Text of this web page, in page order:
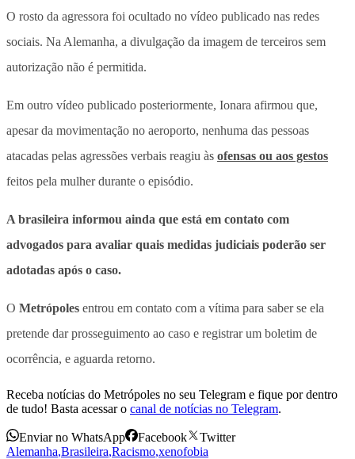
O rosto da agressora foi ocultado no vídeo publicado nas redes
sociais. Na Alemanha, a divulgação da imagem de terceiros sem
autorização não é permitida.
Em outro vídeo publicado posteriormente, Ionara afirmou que,
apesar da movimentação no aeroporto, nenhuma das pessoas
atacadas pelas agressões verbais reagiu às ofensas ou aos gestos
feitos pela mulher durante o episódio.
A brasileira informou ainda que está em contato com
advogados para avaliar quais medidas judiciais poderão ser
adotadas após o caso.
O Metrópoles entrou em contato com a vítima para saber se ela
pretende dar prosseguimento ao caso e registrar um boletim de
ocorrência, e aguarda retorno.
Receba notícias do Metrópoles no seu Telegram e fique por dentro
de tudo! Basta acessar o canal de notícias no Telegram.
Enviar no WhatsApp Facebook
Twitter
Alemanha,Brasileira,Racismo,xenofobia